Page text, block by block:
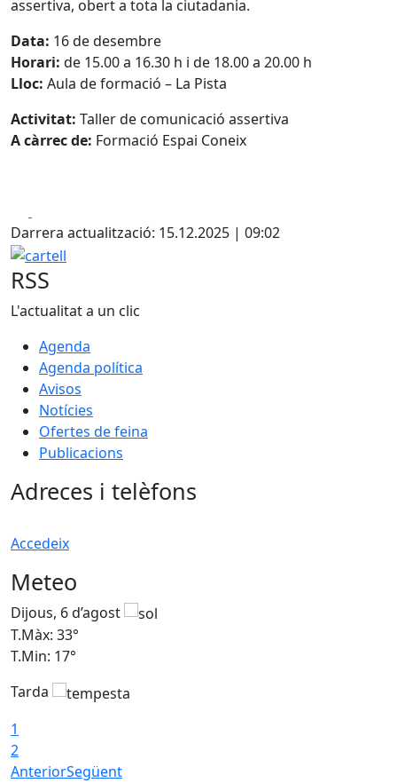
assertiva, obert a tota la ciutadania.
Data: 16 de desembre
Horari: de 15.00 a 16.30 h i de 18.00 a 20.00 h
Lloc: Aula de formació – La Pista
Activitat: Taller de comunicació assertiva
A càrrec de: Formació Espai Coneix
Darrera actualització: 15.12.2025 | 09:02
cartell
RSS
L'actualitat a un clic
Agenda
Agenda política
Avisos
Notícies
Ofertes de feina
Publicacions
Adreces i telèfons
Accedeix
Meteo
Dijous, 6 d’agost
T.Màx: 33°
T.Min: 17°
Tarda
1
2
AnteriorSegüent